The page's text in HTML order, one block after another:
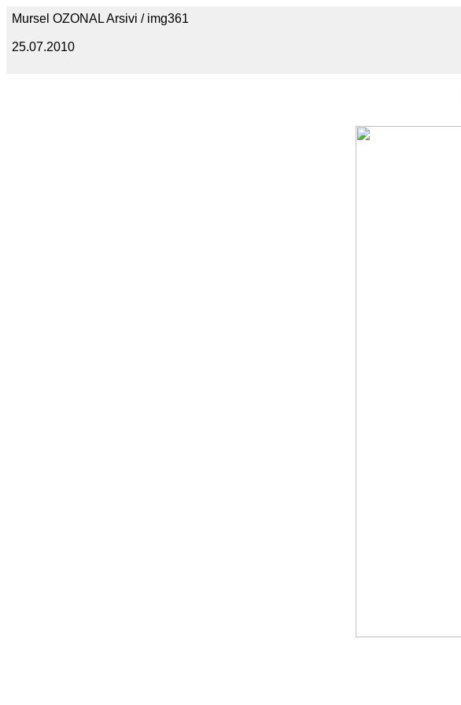
Mursel OZONAL Arsivi / img361
25.07.2010